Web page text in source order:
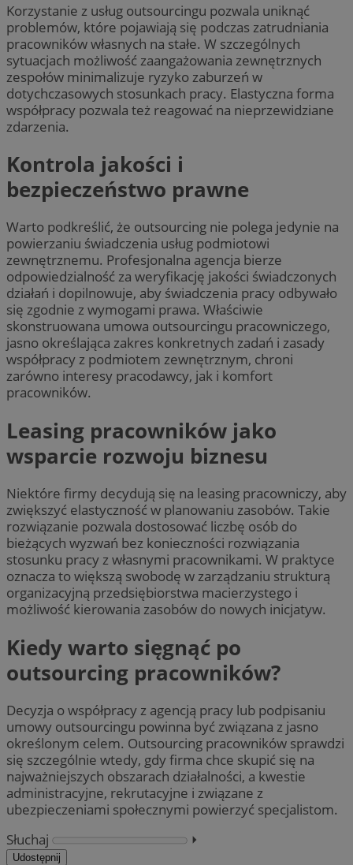
Korzystanie z usług outsourcingu pozwala uniknąć
problemów, które pojawiają się podczas zatrudniania
pracowników własnych na stałe. W szczególnych
sytuacjach możliwość zaangażowania zewnętrznych
zespołów minimalizuje ryzyko zaburzeń w
dotychczasowych stosunkach pracy. Elastyczna forma
współpracy pozwala też reagować na nieprzewidziane
zdarzenia.
Kontrola jakości i
bezpieczeństwo prawne
Warto podkreślić, że outsourcing nie polega jedynie na
powierzaniu świadczenia usług podmiotowi
zewnętrznemu. Profesjonalna agencja bierze
odpowiedzialność za weryfikację jakości świadczonych
działań i dopilnowuje, aby świadczenia pracy odbywało
się zgodnie z wymogami prawa. Właściwie
skonstruowana umowa outsourcingu pracowniczego,
jasno określająca zakres konkretnych zadań i zasady
współpracy z podmiotem zewnętrznym, chroni
zarówno interesy pracodawcy, jak i komfort
pracowników.
Leasing pracowników jako
wsparcie rozwoju biznesu
Niektóre firmy decydują się na leasing pracowniczy, aby
zwiększyć elastyczność w planowaniu zasobów. Takie
rozwiązanie pozwala dostosować liczbę osób do
bieżących wyzwań bez konieczności rozwiązania
stosunku pracy z własnymi pracownikami. W praktyce
oznacza to większą swobodę w zarządzaniu strukturą
organizacyjną przedsiębiorstwa macierzystego i
możliwość kierowania zasobów do nowych inicjatyw.
Kiedy warto sięgnąć po
outsourcing pracowników?
Decyzja o współpracy z agencją pracy lub podpisaniu
umowy outsourcingu powinna być związana z jasno
określonym celem. Outsourcing pracowników sprawdzi
się szczególnie wtedy, gdy firma chce skupić się na
najważniejszych obszarach działalności, a kwestie
administracyjne, rekrutacyjne i związane z
ubezpieczeniami społecznymi powierzyć specjalistom.
Słuchaj
⏵︎
Udostępnij